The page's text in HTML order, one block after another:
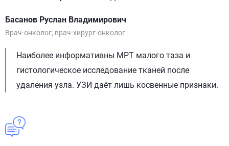
Басанов Руслан Владимирович
Врач-онколог, врач-хирург-онколог
Наиболее информативны МРТ малого таза и
гистологическое исследование тканей после
удаления узла. УЗИ даёт лишь косвенные признаки.